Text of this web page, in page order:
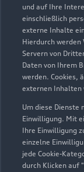
und auf Ihre
einschließlich
externe Inhalte
Hierdurch werden
Servern von
Daten von Ihrem
werden. Cookies,
externen Inhalten
Um diese Dienste
Einwilligung. Mit
Ihre Einwilligung
einzelne
jede Cookie-
durch Klicken auf
89073
0731